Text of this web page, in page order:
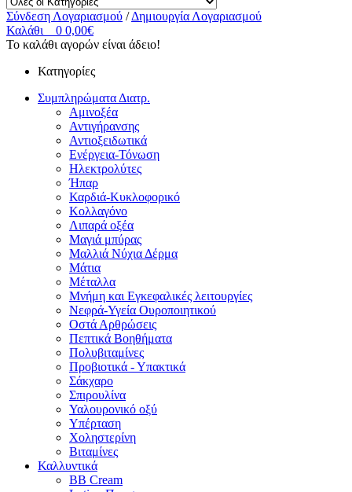
Σύνδεση Λογαριασμού / Δημιουργία Λογαριασμού
Καλάθι
0 0,00€
Το καλάθι αγορών είναι άδειο!
Κατηγορίες
Συμπληρώματα Διατρ.
Αμινοξέα
Αντιγήρανσης
Αντιοξειδωτικά
Ενέργεια-Τόνωση
Ηλεκτρολύτες
Ήπαρ
Καρδιά-Κυκλοφορικό
Κολλαγόνο
Λιπαρά οξέα
Μαγιά μπύρας
Μαλλιά Νύχια Δέρμα
Μάτια
Μέταλλα
Μνήμη και Εγκεφαλικές λειτουργίες
Νεφρά-Υγεία Ουροποιητικού
Οστά Αρθρώσεις
Πεπτικά Βοηθήματα
Πολυβιταμίνες
Προβιοτικά - Υπακτικά
Σάκχαρο
Σπιρουλίνα
Υαλουρονικό οξύ
Υπέρταση
Χοληστερίνη
Βιταμίνες
Καλλυντικά
BB Cream